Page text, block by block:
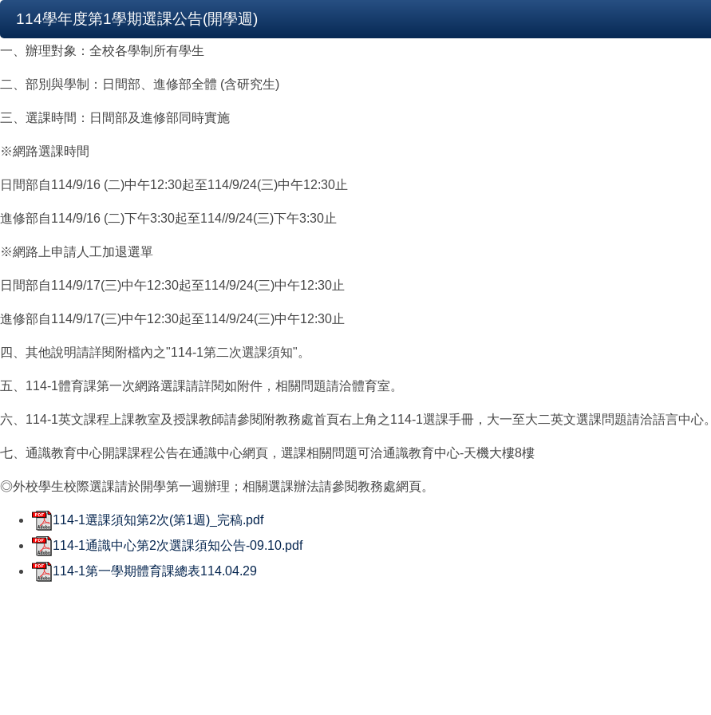
114學年度第1學期選課公告(開學週)
一、辦理對象：全校各學制所有學生
二、部別與學制：日間部、進修部全體 (含研究生)
三、選課時間：日間部及進修部同時實施
※網路選課時間
日間部自114/9/16 (二)中午12:30起至114/9/24(三)中午12:30止
進修部自114/9/16 (二)下午3:30起至114//9/24(三)下午3:30止
※網路上申請人工加退選單
日間部自114/9/17(三)中午12:30起至114/9/24(三)中午12:30止
進修部自114/9/17(三)中午12:30起至114/9/24(三)中午12:30止
四、其他說明請詳閱附檔內之"114-1第二次選課須知"。
五、114-1體育課第一次網路選課請詳閱如附件，相關問題請洽體育室。
六、114-1英文課程上課教室及授課教師請參閱附教務處首頁右上角之114-1選課手冊，大一至大二英文選課問題請洽語言中心。
七、通識教育中心開課課程公告在通識中心網頁，選課相關問題可洽通識教育中心-天機大樓8樓
◎外校學生校際選課請於開學第一週辦理；相關選課辦法請參閱教務處網頁。
114-1選課須知第2次(第1週)_完稿.pdf
114-1通識中心第2次選課須知公告-09.10.pdf
114-1第一學期體育課總表114.04.29